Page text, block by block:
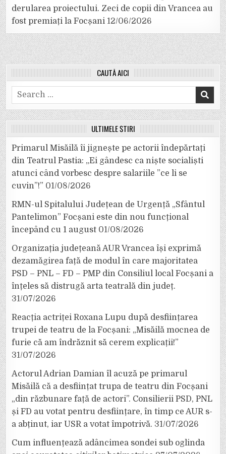
derularea proiectului. Zeci de copii din Vrancea au
fost premiați la Focșani 12/06/2026
CAUTĂ AICI
Search
for:
ULTIMELE ȘTIRI
Primarul Misăilă îi jignește pe actorii îndepărtați
din Teatrul Pastia: „Ei gândesc ca niște socialiști
atunci când vorbesc despre salariile ”ce li se
cuvin”!” 01/08/2026
RMN-ul Spitalului Județean de Urgență „Sfântul
Pantelimon” Focșani este din nou funcțional
începând cu 1 august 01/08/2026
Organizația județeană AUR Vrancea își exprimă
dezamăgirea față de modul în care majoritatea
PSD – PNL – FD – PMP din Consiliul local Focșani a
înțeles să distrugă arta teatrală din județ.
31/07/2026
Reacția actriței Roxana Lupu după desființarea
trupei de teatru de la Focșani: „Misăilă mocnea de
furie că am îndrăznit să cerem explicații!”
31/07/2026
Actorul Adrian Damian îl acuză pe primarul
Misăilă că a desființat trupa de teatru din Focșani
„din răzbunare față de actori”. Consilierii PSD, PNL
și FD au votat pentru desființare, în timp ce AUR s-
a abținut, iar USR a votat împotrivă. 31/07/2026
Cum influențează adâncimea sondei sub oglinda